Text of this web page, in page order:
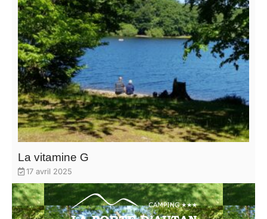
La vitamine G
17 avril 2025